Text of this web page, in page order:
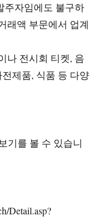
주자임에도 불구하
래액 부문에서 업계
나 전시회 티켓, 음
제품, 식품 등 다양
기를 볼 수 있습니
Detail.asp?